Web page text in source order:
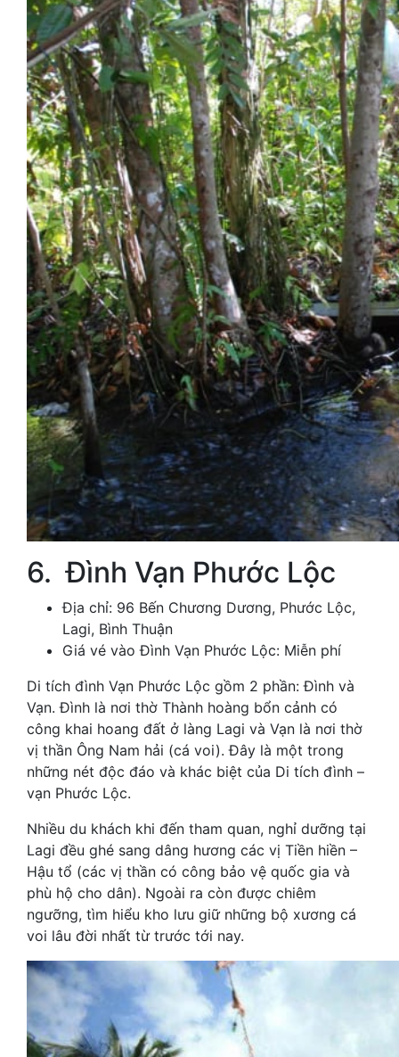
6. Đình Vạn Phước Lộc
Địa chỉ: 96 Bến Chương Dương, Phước Lộc,
Lagi, Bình Thuận
Giá vé vào Đình Vạn Phước Lộc: Miễn phí
Di tích đình Vạn Phước Lộc gồm 2 phần: Đình và
Vạn. Đình là nơi thờ Thành hoàng bổn cảnh có
công khai hoang đất ở làng Lagi và Vạn là nơi thờ
vị thần Ông Nam hải (cá voi). Đây là một trong
những nét độc đáo và khác biệt của Di tích đình –
vạn Phước Lộc.
Nhiều du khách khi đến tham quan, nghỉ dưỡng tại
Lagi đều ghé sang dâng hương các vị Tiền hiền –
Hậu tổ (các vị thần có công bảo vệ quốc gia và
phù hộ cho dân). Ngoài ra còn được chiêm
ngưỡng, tìm hiểu kho lưu giữ những bộ xương cá
voi lâu đời nhất từ trước tới nay.